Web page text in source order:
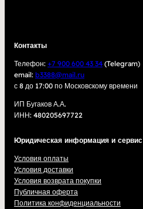
Контакты
Телефон: +7 900 600 43 34 (Telegram)
email: b3388@mail.ru
с 8 до 17:00 по Московскому времени
ИП Бугаков А.А.
ИНН: 480205697722
Юридическая информация и сервис
Условия оплаты
Условия доставки
Условия возврата покупки
Публичная оферта
Политика конфиденциальности